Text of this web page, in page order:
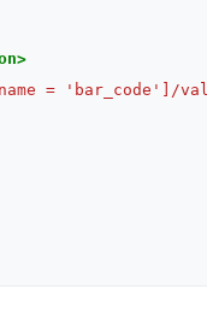
= 'bar_code']/